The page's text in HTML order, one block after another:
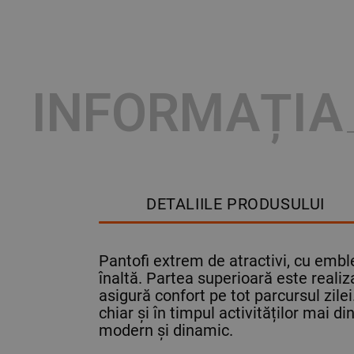
INFORMAȚIA
DETALIILE PRODUSULUI
Pantofi extrem de atractivi, cu
înaltă. Partea superioară este
asigură confort pe tot parcursul
chiar și în timpul activităților mai
modern și dinamic.